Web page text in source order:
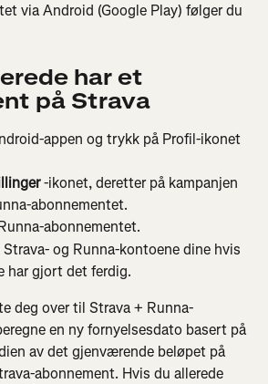
via Android (Google Play) følger du
har et
på Strava
appen og trykk på Profil-ikonet
-ikonet, deretter på kampanjen
abonnementet.
abonnementet.
Strava- og Runna-kontoene dine hvis
har gjort det ferdig.
deg over til Strava + Runna-
en ny fornyelsesdato basert på
av det gjenværende beløpet på
abonnement. Hvis du allerede